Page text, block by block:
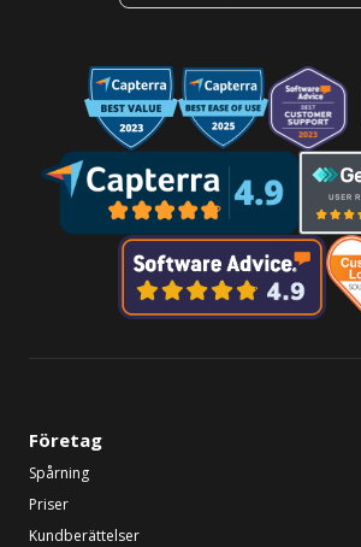
Företag
Spårning
Priser
Kundberättelser